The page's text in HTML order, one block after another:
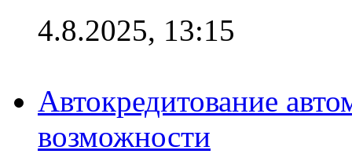
4.8.2025, 13:15
Автокредитование
возможности